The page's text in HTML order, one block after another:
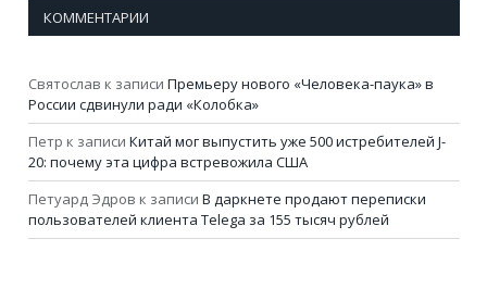
КОММЕНТАРИИ
Святослав к записи Премьеру нового «Человека-паука» в
России сдвинули ради «Колобка»
Петр к записи Китай мог выпустить уже 500 истребителей J-
20: почему эта цифра встревожила США
Петуард Эдров к записи В даркнете продают переписки
пользователей клиента Telega за 155 тысяч рублей